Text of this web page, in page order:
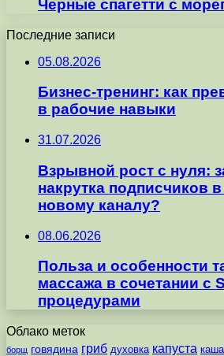
Черные спагетти с
Последние записи
05.08.2026
Бизнес-тренинг: как
в рабочие навыки
31.07.2026
Взрывной рост с нуля:
накрутка подписчиков
новому каналу?
08.06.2026
Польза и особенности
массажа в сочетании с
процедурами
Облако меток
борщ говядина гриб духовка капуста каша